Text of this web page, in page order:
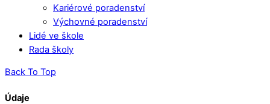
Kariérové poradenství
Výchovné poradenství
Lidé ve škole
Rada školy
Back To Top
Údaje